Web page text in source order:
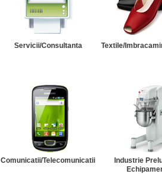
Servicii/Consultanta Textile/
Comunicatii/Telecomunicatii
Industrie